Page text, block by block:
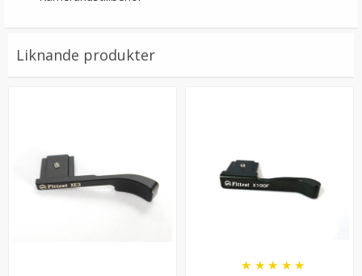
JJC mjuk avtrycksknapp grå – konvex Soft Release
LÄGG I VARUKORG
Liknande produkter
★ ★ ★ ★ ★